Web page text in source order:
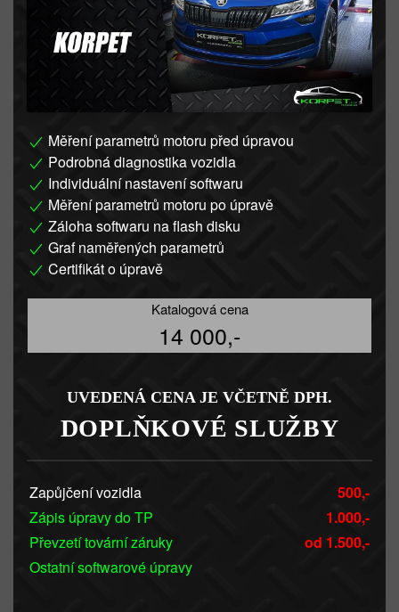
Měření parametrů motoru před úpravou
Podrobná diagnostika vozidla
Individuální nastavení softwaru
Měření parametrů motoru po úpravě
Záloha softwaru na flash disku
Graf naměřených parametrů
Certifikát o úpravě
Katalogová cena
14 000,-
UVEDENÁ CENA JE VČETNĚ DPH.
DOPLŇKOVÉ SLUŽBY
Zapůjčení vozidla
500,-
Zápis úpravy do TP
1.000,-
Převzetí tovární záruky
od 1.500,-
Ostatní softwarové úpravy